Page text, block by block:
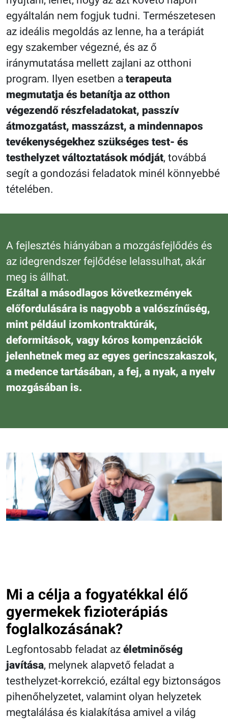
egyáltalán nem fogjuk tudni. Természetesen
az ideális megoldás az lenne, ha a terápiát
egy szakember végezné, és az ő
iránymutatása mellett zajlani az otthoni
program. Ilyen esetben a terapeuta
megmutatja és betanítja az otthon
végezendő részfeladatokat, passzív
átmozgatást, masszázst, a mindennapos
tevékenységekhez szükséges test- és
testhelyzet változtatások módját, továbbá
segít a gondozási feladatok minél könnyebbé
tételében.
A fejlesztés hiányában a mozgásfejlődés és
az idegrendszer fejlődése lelassulhat, akár
meg is állhat.
Ezáltal a másodlagos következmények
előfordulására is nagyobb a valószínűség,
mint például izomkontraktúrák,
deformitások, vagy kóros kompenzációk
jelenhetnek meg az egyes gerincszakaszok,
a medence tartásában, a fej, a nyak, a nyelv
mozgásában is.
Mi a célja a fogyatékkal élő
gyermekek fizioterápiás
foglalkozásának?
Legfontosabb feladat az életminőség
javítása, melynek alapvető feladat a
testhelyzet-korrekció, ezáltal egy biztonságos
pihenőhelyzetet, valamint olyan helyzetek
megtalálása és kialakítása amivel a világ